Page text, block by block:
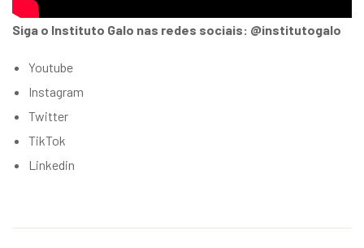
Siga o Instituto Galo nas redes sociais: @institutogalo
Youtube
Instagram
Twitter
TikTok
Linkedin